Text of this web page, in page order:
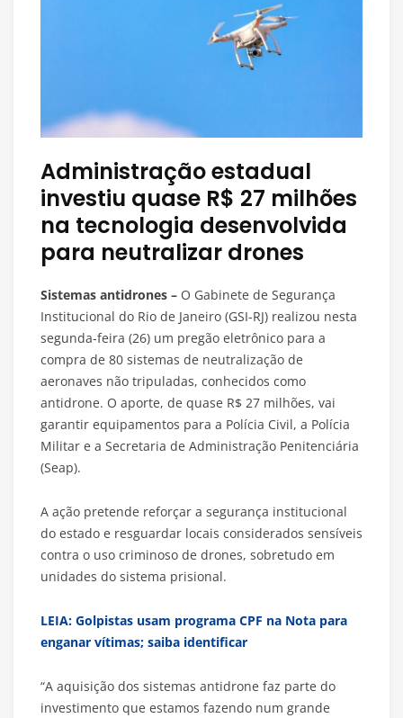
Administração estadual
investiu quase R$ 27 milhões
na tecnologia desenvolvida
para neutralizar drones
Sistemas antidrones – O Gabinete de Segurança
Institucional do Rio de Janeiro (GSI-RJ) realizou nesta
segunda-feira (26) um pregão eletrônico para a
compra de 80 sistemas de neutralização de
aeronaves não tripuladas, conhecidos como
antidrone. O aporte, de quase R$ 27 milhões, vai
garantir equipamentos para a Polícia Civil, a Polícia
Militar e a Secretaria de Administração Penitenciária
(Seap).
A ação pretende reforçar a segurança institucional
do estado e resguardar locais considerados sensíveis
contra o uso criminoso de drones, sobretudo em
unidades do sistema prisional.
LEIA: Golpistas usam programa CPF na Nota para
enganar vítimas; saiba identificar
“A aquisição dos sistemas antidrone faz parte do
investimento que estamos fazendo num grande